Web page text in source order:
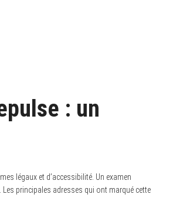
: un
légaux et d’accessibilité. Un examen
principales adresses qui ont marqué cette